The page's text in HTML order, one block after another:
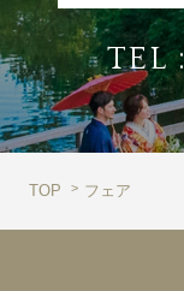
TEL
TOP フェア